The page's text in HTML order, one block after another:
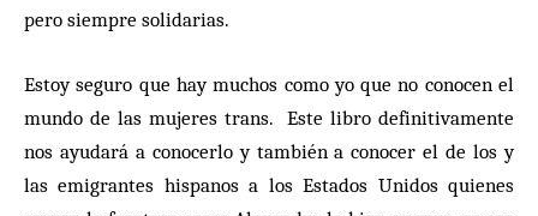
pero siempre solidarias.
Estoy seguro que hay muchos como yo que no conocen el
mundo de las mujeres trans. Este libro definitivamente
nos ayudará a conocerlo y también a conocer el de los y
las emigrantes hispanos a los Estados Unidos quienes